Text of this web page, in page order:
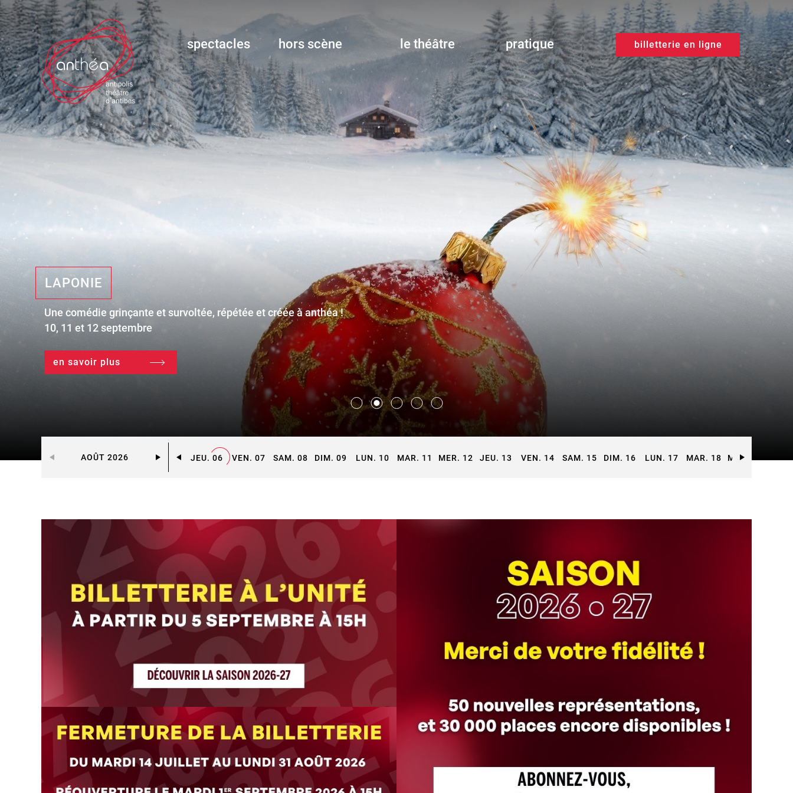
spectacles hors scène le théâtre pratique billetterie en ligne
LAPONIE
Une comédie grinçante et survoltée, répétée et créée à anthéa !
10, 11 et 12 septembre
en savoir plus
AOÛT 2026
DIM. 02 LUN. 03 MAR. 04 MER. 05 JEU. 06 VEN. 07 SAM. 08 DIM. 09 LUN. 10 MAR. 11 MER. 12 JEU. 13 VEN. 14 SAM. 15 DIM. 16 LUN. 17 MAR. 18 MER. 19